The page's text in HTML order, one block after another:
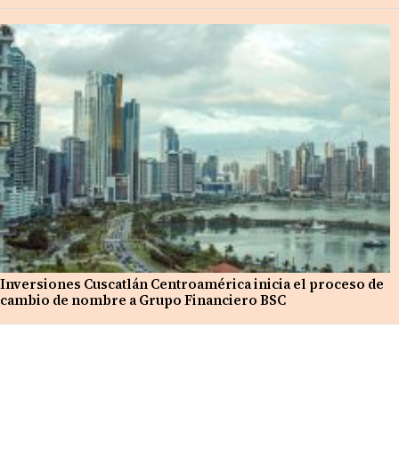
Inversiones Cuscatlán Centroamérica inicia el proceso de
cambio de nombre a Grupo Financiero BSC